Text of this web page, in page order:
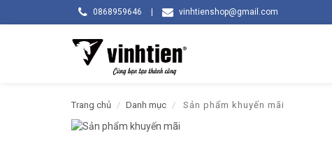
0868959646 vinhtienshop@gmail.com
Trang chủ Danh mục Sản phẩm khuyến mãi